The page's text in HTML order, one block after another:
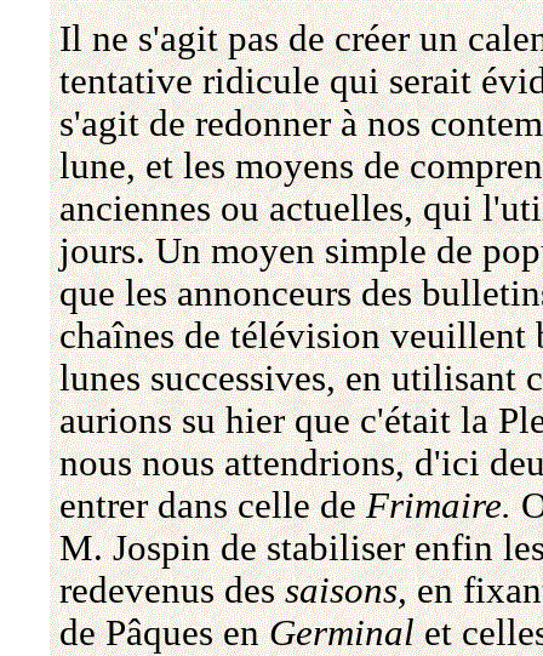
Il ne s'agit pas de créer un
tentative ridicule qui serait
s'agit de redonner à nos
lune, et les moyens de
anciennes ou actuelles, qui
jours. Un moyen simple de
que les annonceurs des
chaînes de télévision veuillent
lunes successives, en utilisant
aurions su hier que c'était la
nous nous attendrions, d'ici
entrer dans celle deFrimaire.
M. Jospin de stabiliser enfin
redevenus dessaisons,en
de Pâques enGerminalet